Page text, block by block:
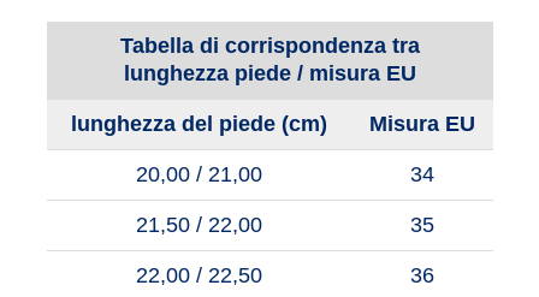
Tabella di corrispondenza tra
lunghezza piede / misura EU
lunghezza del piede (cm) Misura EU
20,00 / 21,00 34
21,50 / 22,00 35
22,00 / 22,50 36